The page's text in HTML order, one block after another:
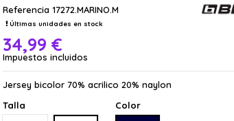
Referencia 17272.MARINO.M
Últimas unidades en stock
34,99 €
Impuestos incluidos
Jersey bicolor 70% acrilico 20% naylon
Talla
Color